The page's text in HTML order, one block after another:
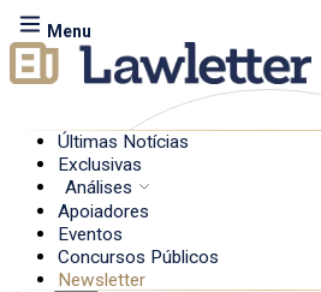
Menu
Últimas Notícias
Exclusivas
Análises
Apoiadores
Eventos
Concursos Públicos
Newsletter